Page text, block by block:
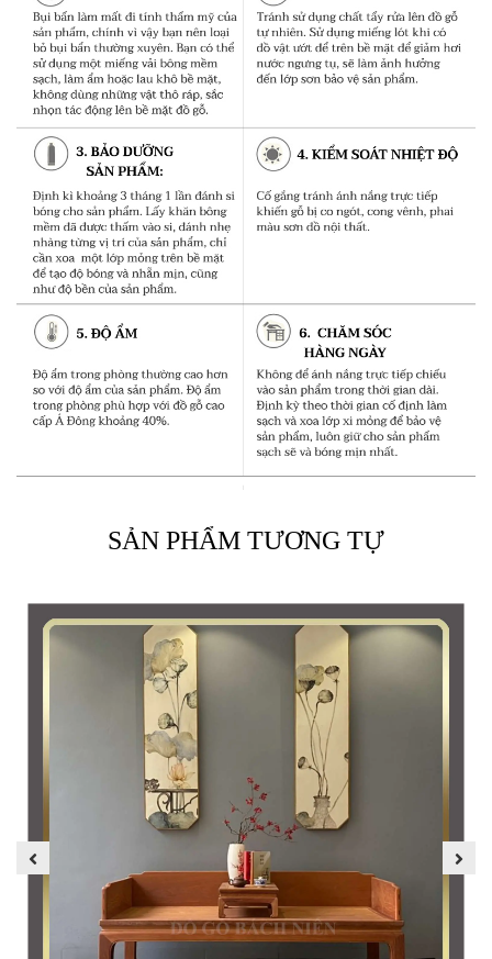
3. Nguyên vật liệu chất lượng khẳng định đẳng
cấp
Được chọn lựa kỹ càng từ những loại gỗ quý trưởng
thành từ 200-500 năm sinh trưởng khoẻ mạnh ở rừng
trồng tự nhiên, chỉ đẹp về thiết kế mà còn tạo ấn tượng
về độ bền bỉ và khả năng chịu lực cực cao. Không chỉ
vậy, chất liệu gỗ cao cấp nên khả năng kháng mối mọt
vô cùng hiệu quả.
SẢN PHẨM TƯƠNG TỰ